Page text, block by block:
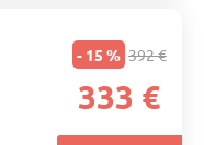
★★★
- 15 % 392 €
333 €